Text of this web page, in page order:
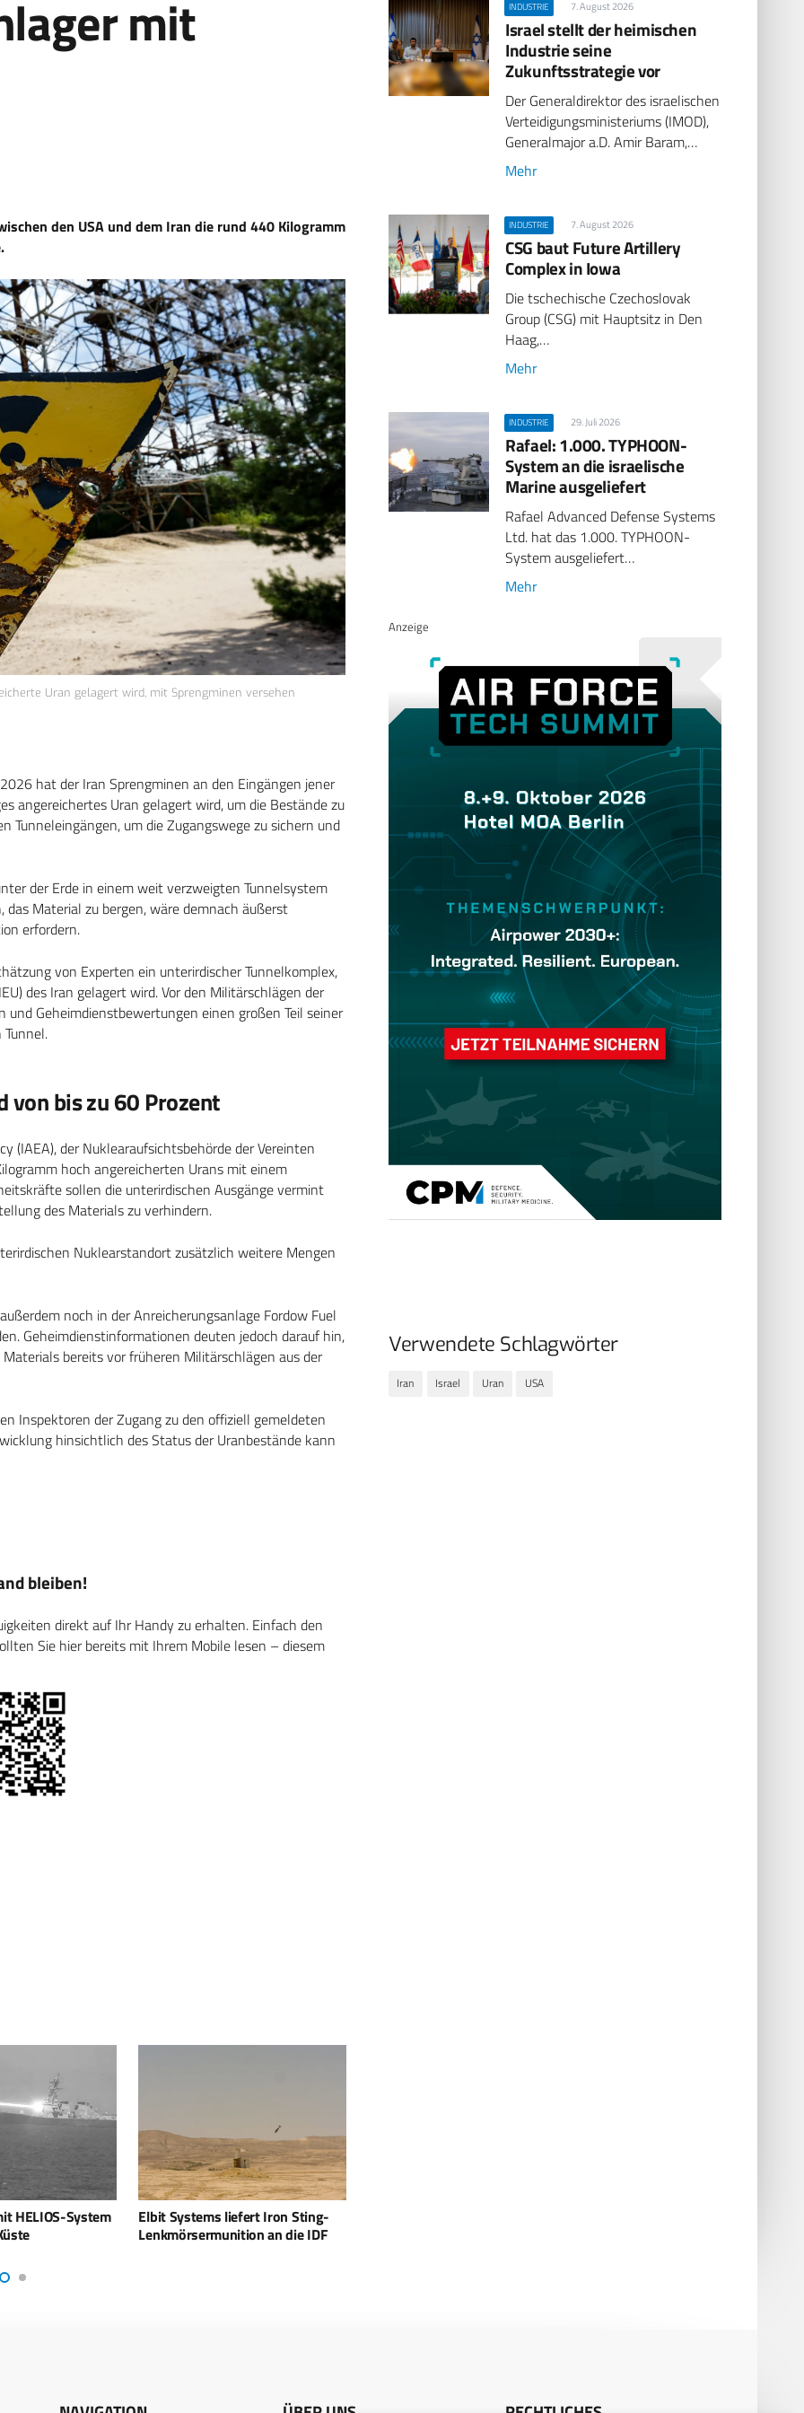
mit
den USA und dem Iran die rund 440 Kilogramm
Uran gelagert wird, mit Sprengminen versehen
hat der Iran Sprengminen an den Eingängen jener
angereichertes Uran gelagert wird, um die Bestände zu
Tunneleingängen, um die Zugangswege zu sichern und
der Erde in einem weit verzweigten Tunnelsystem
das Material zu bergen, wäre demnach äußerst
erfordern.
von Experten ein unterirdischer Tunnelkomplex,
des Iran gelagert wird. Vor den Militärschlägen der
Geheimdienstbewertungen einen großen Teil seiner
von bis zu 60 Prozent
(IAEA), der Nuklearaufsichtsbehörde der Vereinten
hoch angereicherten Urans mit einem
sollen die unterirdischen Ausgänge vermint
des Materials zu verhindern.
Nuklearstandort zusätzlich weitere Mengen
noch in der Anreicherungsanlage Fordow Fuel
Geheimdienstinformationen deuten jedoch darauf hin,
bereits vor früheren Militärschlägen aus der
Inspektoren der Zugang zu den offiziell gemeldeten
hinsichtlich des Status der Uranbestände kann
bleiben!
direkt auf Ihr Handy zu erhalten. Einfach den
Sie hier bereits mit Ihrem Mobile lesen – diesem
INDUSTRIE 7. August 2026
Israel stellt der heimischen
Industrie seine
Zukunftsstrategie vor
Der Generaldirektor des israelischen
Verteidigungsministeriums (IMOD),
Generalmajor a.D. Amir Baram,…
Mehr
INDUSTRIE 7. August 2026
CSG baut Future Artillery
Complex in Iowa
Die tschechische Czechoslovak
Group (CSG) mit Hauptsitz in Den
Haag,…
Mehr
INDUSTRIE 29. Juli 2026
Rafael: 1.000. TYPHOON-
System an die israelische
Marine ausgeliefert
Rafael Advanced Defense Systems
Ltd. hat das 1.000. TYPHOON-
System ausgeliefert…
Mehr
Anzeige
Verwendete Schlagwörter
Iran Israel Uran USA
Iron Sting-
an die IDF
Angriffe gegen den Iran – Wie
wirksam waren die Schläge?